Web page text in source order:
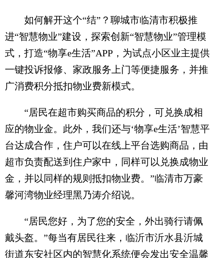
如何解开这个“结”？聊城市临清市积极推
进“智慧物业”建设，探索创新“智慧物业”管理模
式，打造“物享e生活”APP，为试点小区业主提供
一键投诉报修、家政服务上门等便捷服务，并推
广消费积分抵扣物业费新模式。
“居民在超市购买商品的积分，可兑换成相
应的物业金。此外，我们还与‘物享e生活’智慧平
台达成合作，住户可以在线上平台选购商品，由
超市负责配送到住户家中，同样可以兑换成物业
金，并以同样的规则抵扣物业费。”临清市万豪
馨河湾物业经理黑乃涛介绍说。
“居民您好，为了您的安全，外出骑行请佩
戴头盔。”每当有居民往来，临沂市沂水县沂城
街道东安社区内的智慧化系统便会发出安全温馨